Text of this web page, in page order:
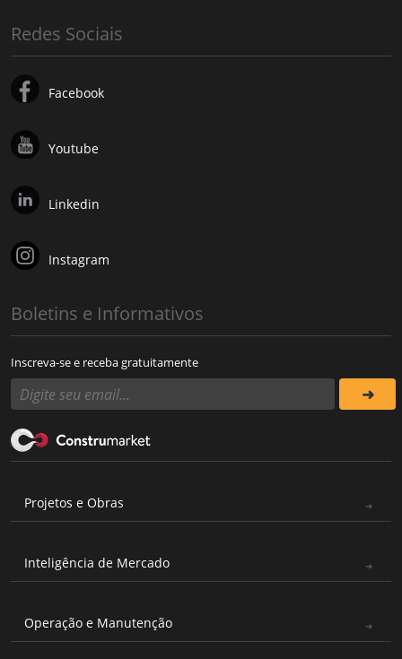
Redes Sociais
Facebook
Youtube
Linkedin
Instagram
Boletins e Informativos
Inscreva-se e receba gratuitamente
Projetos e Obras
Inteligência de Mercado
Operação e Manutenção